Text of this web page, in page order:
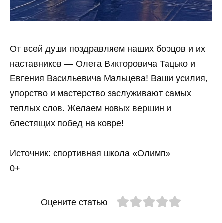
От всей души поздравляем наших борцов и их
наставников — Олега Викторовича Тацько и
Евгения Васильевича Мальцева! Ваши усилия,
упорство и мастерство заслуживают самых
теплых слов. Желаем новых вершин и
блестящих побед на ковре!
Источник: спортивная школа «Олимп»
0+
Оцените статью